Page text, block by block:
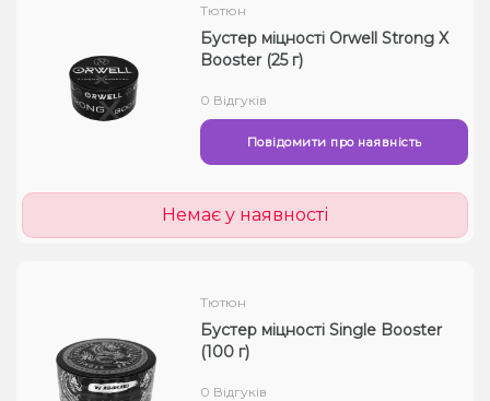
Тютюн
Бустер міцності Orwell Strong X
Booster (25 г)
0 Відгуків
Повідомити про наявність
Немає у наявності
Тютюн
Бустер міцності Single Booster
(100 г)
0 Відгуків